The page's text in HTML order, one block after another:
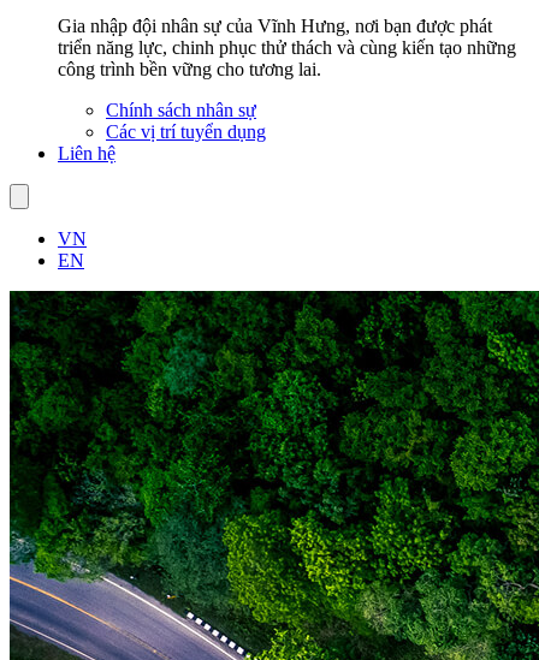
Gia nhập đội nhân sự của Vĩnh Hưng, nơi bạn được phát
triển năng lực, chinh phục thử thách và cùng kiến tạo những
công trình bền vững cho tương lai.
Chính sách nhân sự
Các vị trí tuyển dụng
Liên hệ
VN
EN